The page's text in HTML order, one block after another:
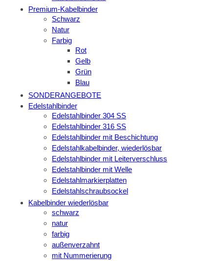
Premium-Kabelbinder
Schwarz
Natur
Farbig
Rot
Gelb
Grün
Blau
SONDERANGEBOTE
Edelstahlbinder
Edelstahlbinder 304 SS
Edelstahlbinder 316 SS
Edelstahlbinder mit Beschichtung
Edelstahlkabelbinder, wiederlösbar
Edelstahlbinder mit Leiterverschluss
Edelstahlbinder mit Welle
Edelstahlmarkierplatten
Edelstahlschraubsockel
Kabelbinder wiederlösbar
schwarz
natur
farbig
außenverzahnt
mit Nummerierung